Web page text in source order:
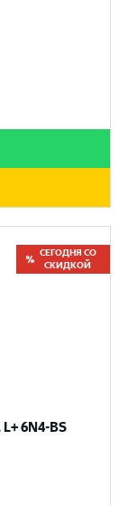
СЕГОДНЯ СО
СКИДКОЙ
6N4-BS